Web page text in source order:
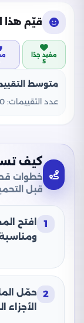
قيّم هذا
مفيد جدًا
5
متوسط
عدد التقييمات: 0
كيف
خطوات
قبل
1
افتح
2 حمّل